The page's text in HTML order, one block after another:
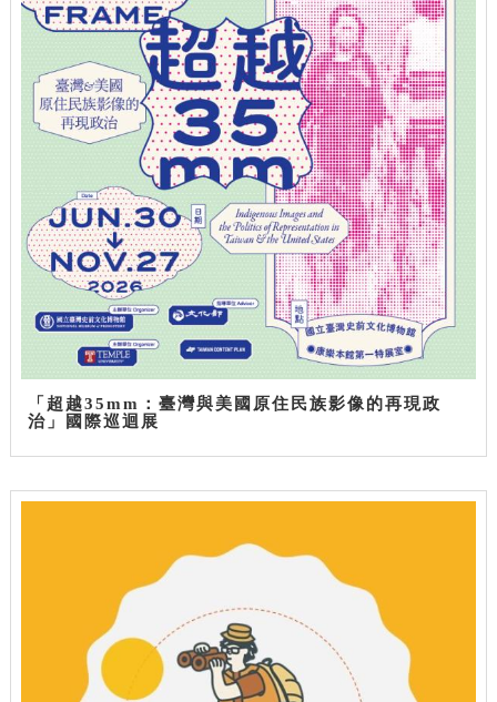
「超越35mm：臺灣與美國原住民族影像的再現政
治」國際巡迴展